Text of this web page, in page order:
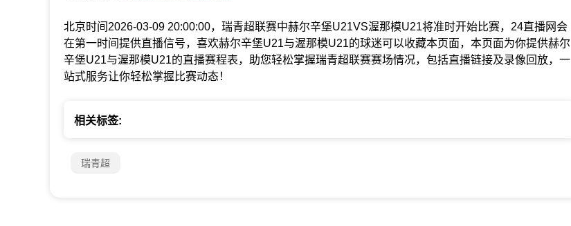
北京时间2026-03-09 20:00:00，瑞青超联赛中赫尔辛堡U21VS渥那模U21将准时开始比赛，24直播网会
在第一时间提供直播信号，喜欢赫尔辛堡U21与渥那模U21的球迷可以收藏本页面，本页面为你提供赫尔
辛堡U21与渥那模U21的直播赛程表，助您轻松掌握瑞青超联赛赛场情况，包括直播链接及录像回放，一
站式服务让你轻松掌握比赛动态！
相关标签:
瑞青超